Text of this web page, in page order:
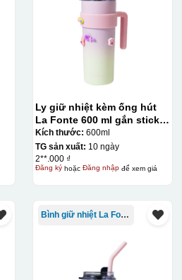
Ly giữ nhiệt kèm ống hút
La Fonte 600 ml gắn sticker
– 012294
Kích thước: 600ml
TG sản xuất: 10 ngày
2**.000 ₫
Đăng kýhoặc Đăng nhậpđể xem giá
Bình giữ nhiệt La Fonte